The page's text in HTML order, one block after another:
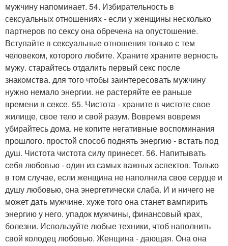
мужчину напоминает. 54. Избирательность в
сексуальных отношениях - если у женщины несколько
партнеров по сексу она обречена на опустошение.
Вступайте в сексуальные отношения только с тем
человеком, которого любите. Храните храните верность
мужу. старайтесь отдалить первый секс после
знакомства. для того чтобы заинтересовать мужчину
нужно немало энергии. не растеряйте ее раньше
времени в сексе. 55. Чистота - храните в чистоте свое
жилище, свое тело и свой разум. Вовремя вовремя
убирайтесь дома. не копите негативные воспоминания
прошлого. простой способ поднять энергию - встать под
душ. Чистота чистота силу принесет. 56. Напитывать
себя любовью - один из самых важных аспектов. Только
в том случае, если женщина не наполнила свое сердце и
душу любовью, она энергетически слаба. И и ничего не
может дать мужчине. хуже того она станет вампирить
энергию у него. упадок мужчины, финансовый крах,
болезни. Используйте любые техники, чтоб наполнить
свой колодец любовью. Женщина - дающая. Она она